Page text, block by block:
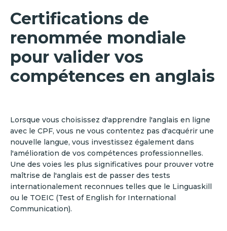
Certifications de
renommée mondiale
pour valider vos
compétences en anglais
Lorsque vous choisissez d'apprendre l'anglais en ligne
avec le CPF, vous ne vous contentez pas d'acquérir une
nouvelle langue, vous investissez également dans
l'amélioration de vos compétences professionnelles.
Une des voies les plus significatives pour prouver votre
maîtrise de l'anglais est de passer des tests
internationalement reconnues telles que le Linguaskill
ou le TOEIC (Test of English for International
Communication).